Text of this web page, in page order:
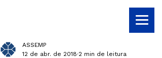
ASSEMP
12 de abr. de 2018 2 min de leitura